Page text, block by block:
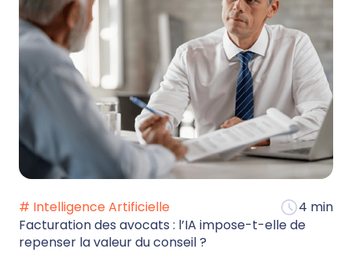
# Intelligence Artificielle
4 min
Facturation des avocats : l’IA impose-t-elle de
repenser la valeur du conseil ?